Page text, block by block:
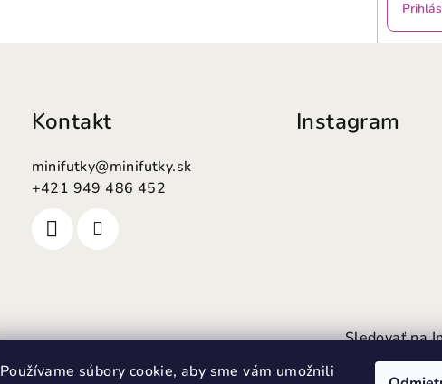
Používame súbory cookie, aby sme vám umožnili
Kontakt
minifutky@minifutky.sk
+421 949 486 452
Instagram
Sledovať na